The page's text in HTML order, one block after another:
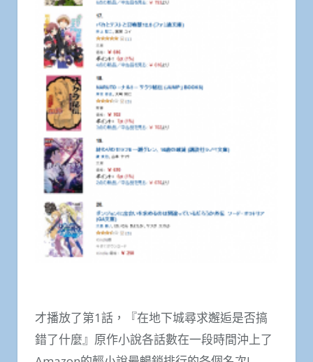
才播放了第1話，『在地下城尋求邂逅是否搞
錯了什麼』原作小說各話數在一段時間沖上了